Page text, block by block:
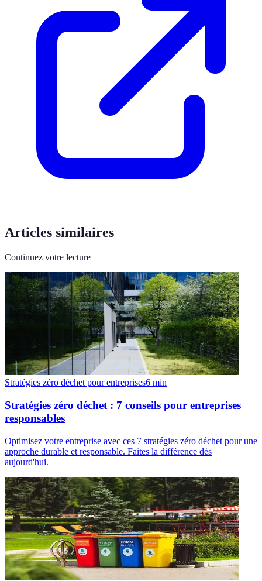
Articles similaires
Continuez votre lecture
Stratégies zéro déchet pour entreprises6 min
Stratégies zéro déchet : 7 conseils pour entreprises
responsables
Optimisez votre entreprise avec ces 7 stratégies zéro déchet pour une
approche durable et responsable. Faites la différence dès
aujourd'hui.